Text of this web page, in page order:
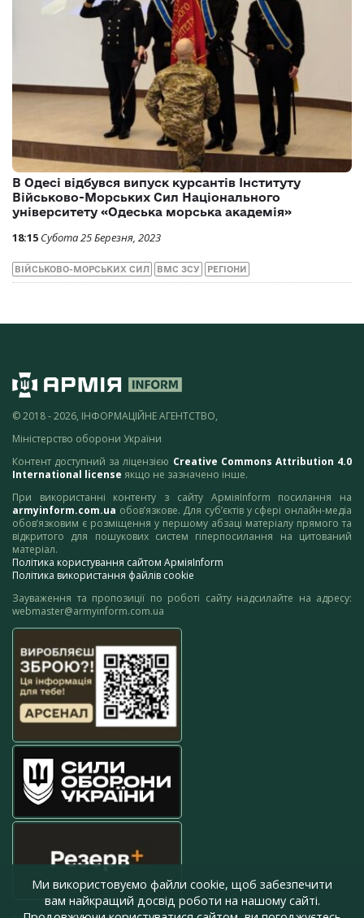
В Одесі відбувся випуск курсантів Інституту
Військово-Морських Сил Національного
університету «Одеська морська академія»
18:15 Субота 25 Березня, 2023
ВІЙСЬКОВО-МОРСЬКИХ СИЛ ВМС ЗСУ РЕГІОНИ
© 2018 - 2026, ІНФОРМАЦІЙНЕ АГЕНТСТВО,
Міністерство оборони України
Контент доступний за ліцензією Creative Commons Attribution 4.0
International license якщо не зазначено інше.
При використанні контенту з сайту АрміяInform посилання на
armyinform.com.ua обов’язкове. Для суб’єктів у сфері онлайн-медіа
обов’язковим є розміщення у першому абзаці матеріалу прямого та
відкритого для пошукових систем гіперпосилання на цитований
матеріал.
Політика користування сайтом АрміяInform
Політика використання файлів cookie
Зауваження та пропозиції по роботі сайту надсилайте на адресу:
webmaster@armyinform.com.ua
Ми використовуємо файли cookie, щоб забезпечити
вам найкращий досвід роботи на нашому сайті.